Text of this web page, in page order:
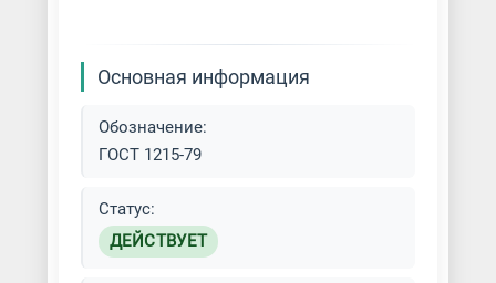
Литье металла на заказ
Литье по выплавляемой модели
Литье по газифицируемым
моделям (ЛГМ)
Основная информация
Обозначение:
ГОСТ 1215-79
Статус:
ДЕЙСТВУЕТ